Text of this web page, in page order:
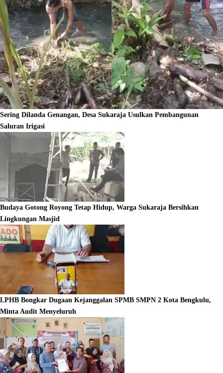
Sering Dilanda Genangan, Desa Sukaraja Usulkan Pembangunan
Saluran Irigasi
Budaya Gotong Royong Tetap Hidup, Warga Sukaraja Bersihkan
Lingkungan Masjid
LPHB Bongkar Dugaan Kejanggalan SPMB SMPN 2 Kota Bengkulu,
Minta Audit Menyeluruh